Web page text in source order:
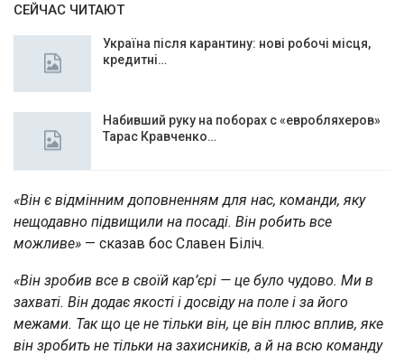
СЕЙЧАС ЧИТАЮТ
Україна після карантину: нові робочі місця,
кредитні…
Набивший руку на поборах с «евробляхеров»
Тарас Кравченко…
«Він є відмінним доповненням для нас, команди, яку
нещодавно підвищили на посаді. Він робить все
можливе» — сказав бос Славен Біліч.
«Він зробив все в своїй кар’єрі — це було чудово. Ми в
захваті. Він додає якості і досвіду на поле і за його
межами. Так що це не тільки він, це він плюс вплив, яке
він зробить не тільки на захисників, а й на всю команду